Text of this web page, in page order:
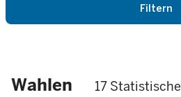
Wahlen
17 Statistische